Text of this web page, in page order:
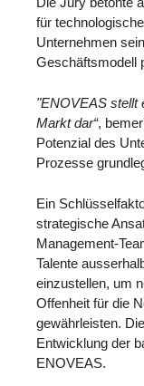
für
Unternehmen
Geschäftsmodell
"ENOVEAS stellt
Markt dar“,
Potenzial des
Prozesse
Ein
strategische
Management-
Talente
einzustellen, um
Offenheit für die
gewährleisten.
Entwicklung der
ENOVEAS.